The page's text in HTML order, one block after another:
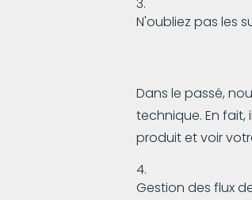
N'oubliez pas les
Dans le passé,
technique. En
produit et voir
Gestion des flux